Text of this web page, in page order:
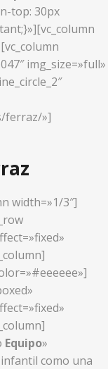
top: 30px
img_size=»full»
ferraz/»]
width=»1/3″]
Equipo»
como una